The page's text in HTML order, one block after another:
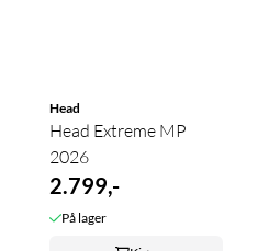
Head
Head Extreme MP
2026
2.799,-
På lager